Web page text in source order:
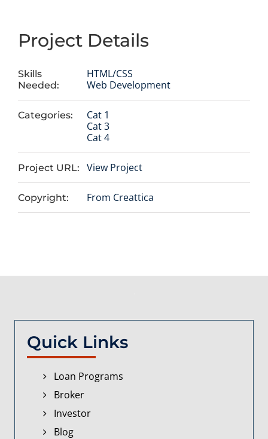
Project Details
Skills
Needed:
HTML/CSS
Web Development
Categories:
Cat 1
Cat 3
Cat 4
Project URL: View Project
Copyright: From Creattica
Quick Links
Loan Programs
Broker
Investor
Blog